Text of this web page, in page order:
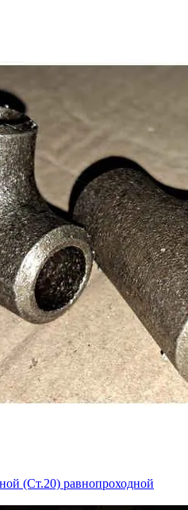
(Ст.20) равнопроходной